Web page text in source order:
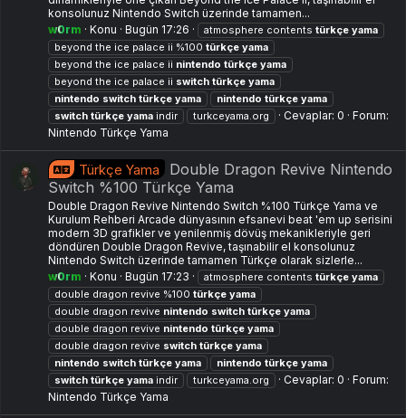
konsolunuz Nintendo Switch üzerinde tamamen...
w0rm
Konu Bugün 17:26 atmosphere contents türkçe yama
beyond the ice palace ii %100 türkçe yama
beyond the ice palace ii nintendo türkçe yama
beyond the ice palace ii switch türkçe yama
nintendo switch türkçe yama nintendo türkçe yama
switch türkçe yama indir turkceyama.org Cevaplar: 0
Forum:
Nintendo Türkçe Yama
Türkçe Yama
Double Dragon Revive Nintendo
Switch %100 Türkçe Yama
Double Dragon Revive Nintendo Switch %100 Türkçe Yama ve
Kurulum Rehberi Arcade dünyasının efsanevi beat 'em up serisini
modern 3D grafikler ve yenilenmiş dövüş mekanikleriyle geri
döndüren Double Dragon Revive, taşınabilir el konsolunuz
Nintendo Switch üzerinde tamamen Türkçe olarak sizlerle...
w0rm
Konu Bugün 17:23 atmosphere contents türkçe yama
double dragon revive %100 türkçe yama
double dragon revive nintendo switch türkçe yama
double dragon revive nintendo türkçe yama
double dragon revive switch türkçe yama
nintendo switch türkçe yama nintendo türkçe yama
switch türkçe yama indir turkceyama.org Cevaplar: 0
Forum:
Nintendo Türkçe Yama